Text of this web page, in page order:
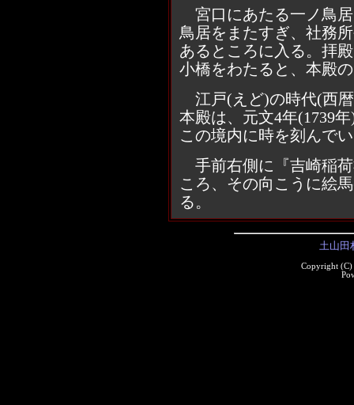
宮口にあたる一ノ鳥
鳥居をまたすぎ、社務
あるところに入る。拝
小橋をわたると、本殿
江戸(えど)の時代(西暦
本殿は、元文4年(1739
この境内に時を刻んで
手前右側に『吉崎稲
ころ、その向こうに絵
る。
土山田
Copyright